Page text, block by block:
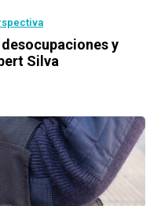
y
Silva